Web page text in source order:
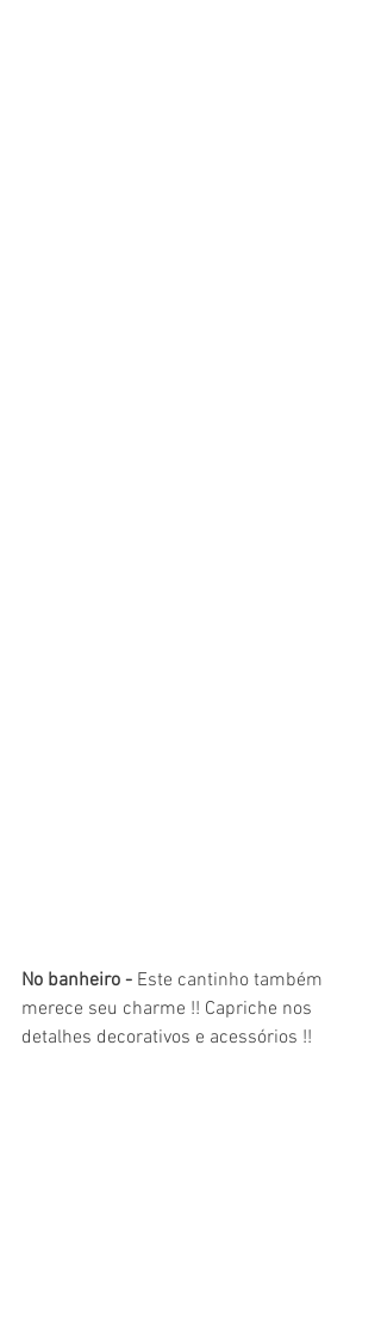
No banheiro - Este cantinho também
merece seu charme !! Capriche nos
detalhes decorativos e acessórios !!